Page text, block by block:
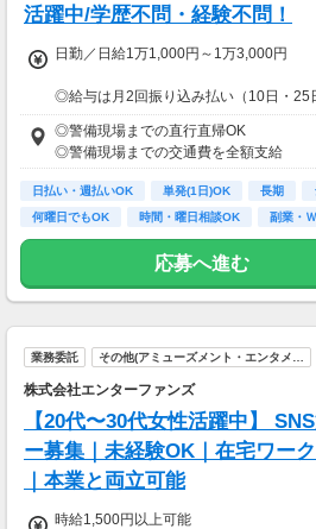
活躍中/学歴不問・経験不問！
日勤／日給1万1,000円～1万3,000円
◎給与は月2回振り込み払い（10日・25
◎日払い制度の利用も可能（規定あり）
◎有資格者は日給+2,000円（一般路線は
円）
◎資格取得費用は当社全額負担
※65歳以上の方は下記給与になります
65～69歳：日勤／日給1万800円
70～79歳：日勤／日給1万500円
◎警備現場までの直行直帰OK
◎警備現場までの交通費を全額支給
日払い・週払いOK 単発(1日)OK 長期
何曜日でもOK
時間・曜日相談OK 副業・
応募へ進む
業務委託 その他(アミューズメント・エンタメ…
株式会社エンターファンズ
【20代〜30代女性活躍中】
ー募集｜未経験OK｜在宅ワー
｜本業と両立可能
時給1,500円以上可能